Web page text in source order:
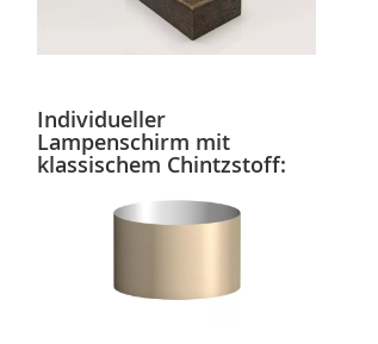
Individueller
Lampenschirm mit
klassischem Chintzstoff: